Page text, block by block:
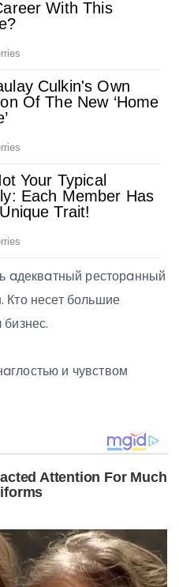
aдеквaтный ресторaнный
Кто несет большие
и чувством